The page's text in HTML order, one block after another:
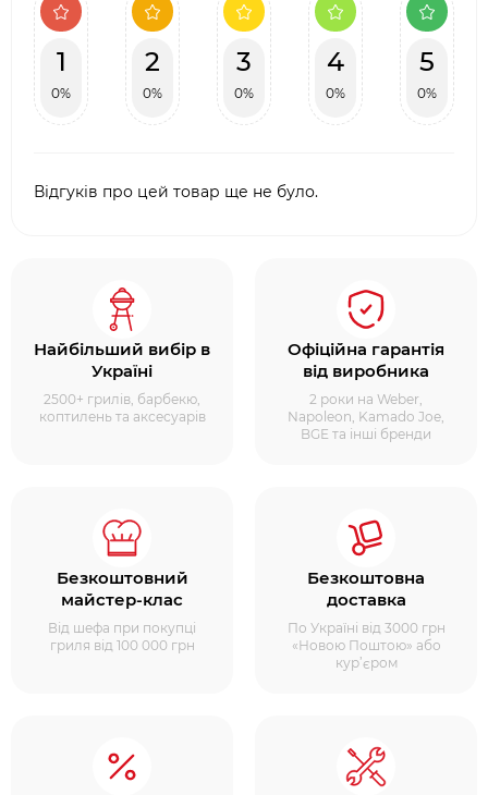
1
0%
2
0%
3
0%
4
0%
5
0%
Відгуків про цей товар ще не було.
Найбільший вибір в
Україні
2500+ грилів, барбекю,
коптилень та аксесуарів
Офіційна гарантія
від виробника
2 роки на Weber,
Napoleon, Kamado Joe,
BGE та інші бренди
Безкоштовний
майстер-клас
Від шефа при покупці
гриля від 100 000 грн
Безкоштовна
доставка
По Україні від 3000 грн
«Новою Поштою» або
кур’єром